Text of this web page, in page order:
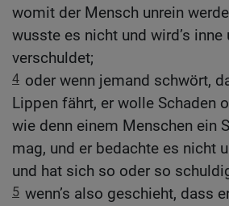
womit der Mensch unrein
wusste es nicht und wird’s
verschuldet;
4 oder wenn jemand schwört,
Lippen fährt, er wolle Schaden
wie denn einem Menschen ein
mag, und er bedachte es nicht
und hat sich so oder so
5 wenn’s also geschieht, dass